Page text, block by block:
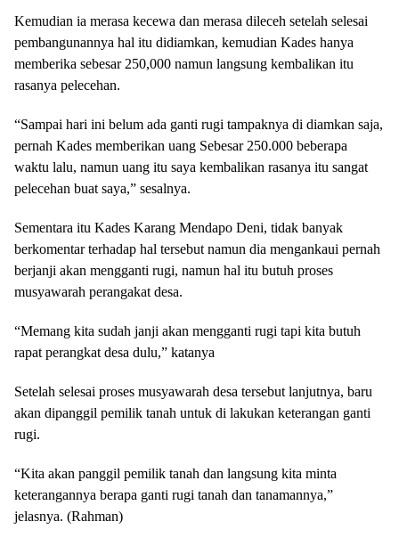
Kemudian ia merasa kecewa dan merasa dileceh setelah selesai
pembangunannya hal itu didiamkan, kemudian Kades hanya
memberika sebesar 250,000 namun langsung kembalikan itu
rasanya pelecehan.
“Sampai hari ini belum ada ganti rugi tampaknya di diamkan saja,
pernah Kades memberikan uang Sebesar 250.000 beberapa
waktu lalu, namun uang itu saya kembalikan rasanya itu sangat
pelecehan buat saya,” sesalnya.
Sementara itu Kades Karang Mendapo Deni, tidak banyak
berkomentar terhadap hal tersebut namun dia mengankaui pernah
berjanji akan mengganti rugi, namun hal itu butuh proses
musyawarah perangakat desa.
“Memang kita sudah janji akan mengganti rugi tapi kita butuh
rapat perangkat desa dulu,” katanya
Setelah selesai proses musyawarah desa tersebut lanjutnya, baru
akan dipanggil pemilik tanah untuk di lakukan keterangan ganti
rugi.
“Kita akan panggil pemilik tanah dan langsung kita minta
keterangannya berapa ganti rugi tanah dan tanamannya,”
jelasnya. (Rahman)